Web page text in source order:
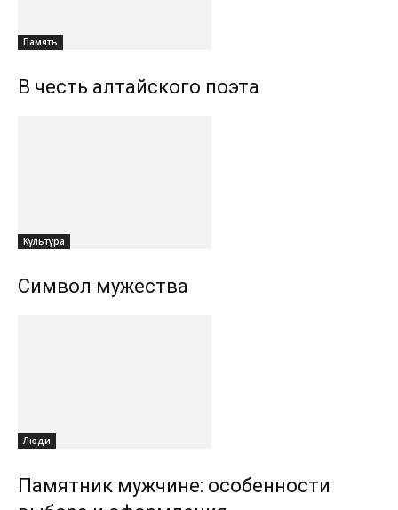
Память
В честь алтайского поэта
Культура
Символ мужества
Люди
Памятник мужчине: особенности